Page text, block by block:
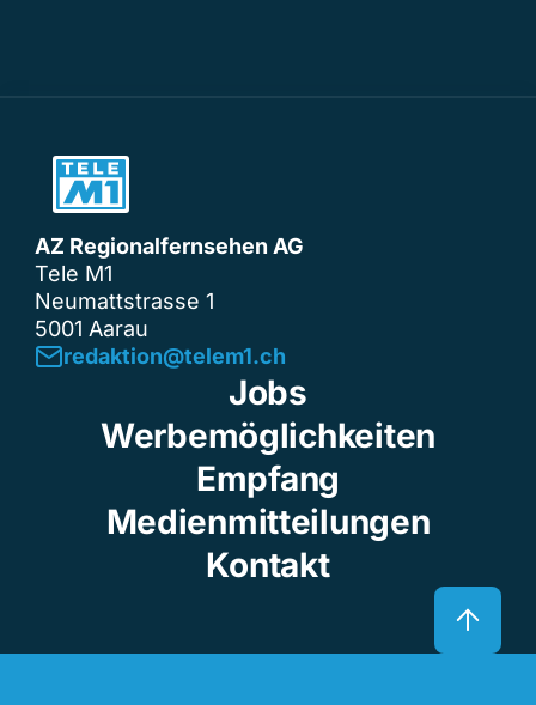
AZ Regionalfernsehen AG
Tele M1
Neumattstrasse 1
5001 Aarau
redaktion@telem1.ch
Jobs
Werbemöglichkeiten
Empfang
Medienmitteilungen
Kontakt